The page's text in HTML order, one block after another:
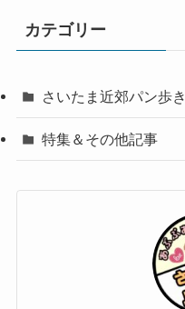
カテゴリー
さいたま近郊パン歩き
特集＆その他記事